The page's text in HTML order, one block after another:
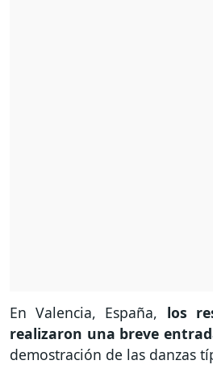
En Valencia, España, los
realizaron una breve
demostración de las danzas